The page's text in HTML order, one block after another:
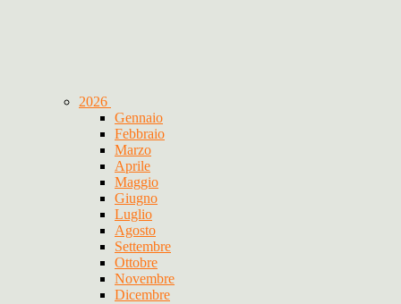
2026
Gennaio
Febbraio
Marzo
Aprile
Maggio
Giugno
Luglio
Agosto
Settembre
Ottobre
Novembre
Dicembre